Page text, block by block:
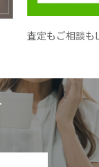
査定もご相談も